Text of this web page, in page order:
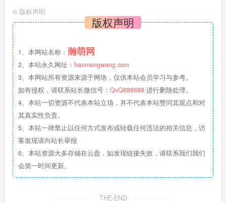
© 版权声明
版权声明
1、本网站名称： 瀚萌网
2、本站永久网址： hanmengwang.com
3、本网站所有资源来源于网络，仅供本站会员学习与参考。
如有侵权，请联系站长微信号： QvQ888688 进行删除处理。
4、本站一切资源不代表本站立场，并不代表本站赞同其观点和对
其真实性负责。
5、本站一律禁止以任何方式发布或转载任何违法的相关信息，访
客发现请向站长举报
6、本站资源大多存储在云盘，如发现链接失效，请联系我们我们
会第一时间更新。
THE END